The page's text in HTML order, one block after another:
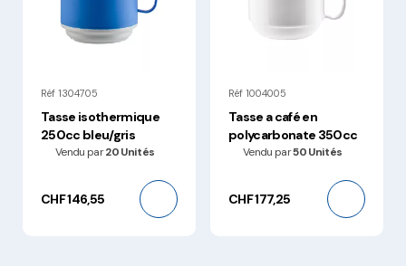
Réf 1304705
Tasse isothermique
250cc bleu/gris
Vendu par20 Unités
CHF 146,55
Réf 1004005
Tasse a café en
polycarbonate 350cc
Vendu par50 Unités
CHF 177,25